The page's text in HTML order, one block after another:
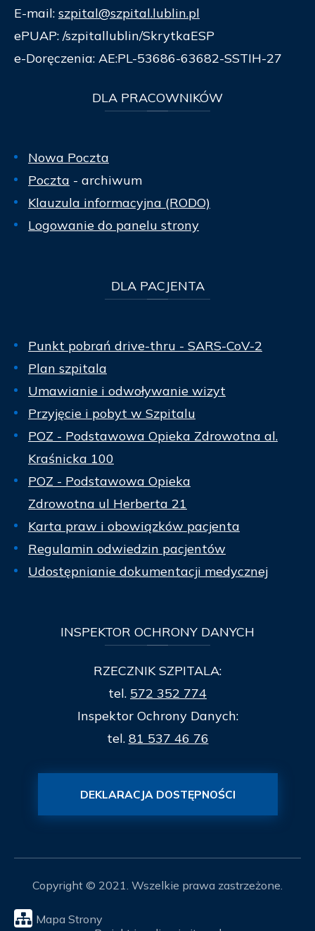
E-mail: szpital@szpital.lublin.pl
ePUAP: /szpitallublin/SkrytkaESP
e-Doręczenia: AE:PL-53686-63682-SSTIH-27
DLA PRACOWNIKÓW
Nowa Poczta
Poczta - archiwum
Klauzula informacyjna (RODO)
Logowanie do panelu strony
DLAPACJENTA
Punkt pobrań drive-thru - SARS-CoV-2
Plan szpitala
Umawianie i odwoływanie wizyt
Przyjęcie i pobyt w Szpitalu
POZ - Podstawowa Opieka Zdrowotna al.
Kraśnicka 100
POZ - Podstawowa Opieka
Zdrowotna ul Herberta 21
Karta praw i obowiązków pacjenta
Regulamin odwiedzin pacjentów
Udostępnianie dokumentacji medycznej
INSPEKTOR OCHRONY DANYCH
RZECZNIK SZPITALA:
tel. 572 352 774
Inspektor Ochrony Danych:
tel. 81 537 46 76
DEKLARACJA DOSTĘPNOŚCI
Copyright © 2021. Wszelkie prawa zastrzeżone.
Mapa Strony